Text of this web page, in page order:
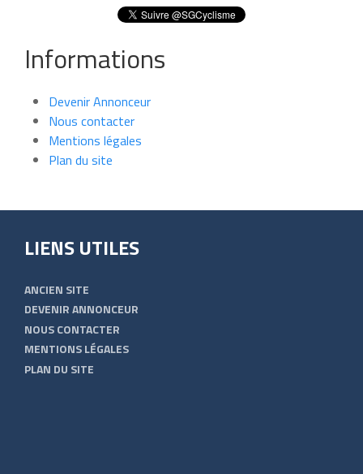
Informations
Devenir Annonceur
Nous contacter
Mentions légales
Plan du site
LIENS UTILES
ANCIEN SITE
DEVENIR ANNONCEUR
NOUS CONTACTER
MENTIONS LÉGALES
PLAN DU SITE